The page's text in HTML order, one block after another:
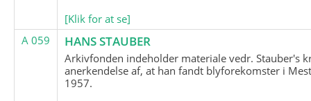
[Klik for at se]
A 059
HANS STAUBER
Arkivfonden indeholder materiale vedr. Stauber's
anerkendelse af, at han fandt blyforekomster i
1957.